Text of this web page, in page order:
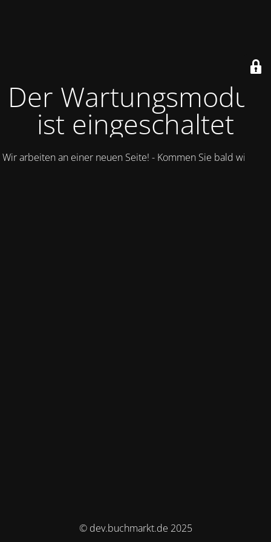
Der Wartungsmodus
ist eingeschaltet
Wir arbeiten an einer neuen Seite! - Kommen Sie bald wieder.
© dev.buchmarkt.de 2025